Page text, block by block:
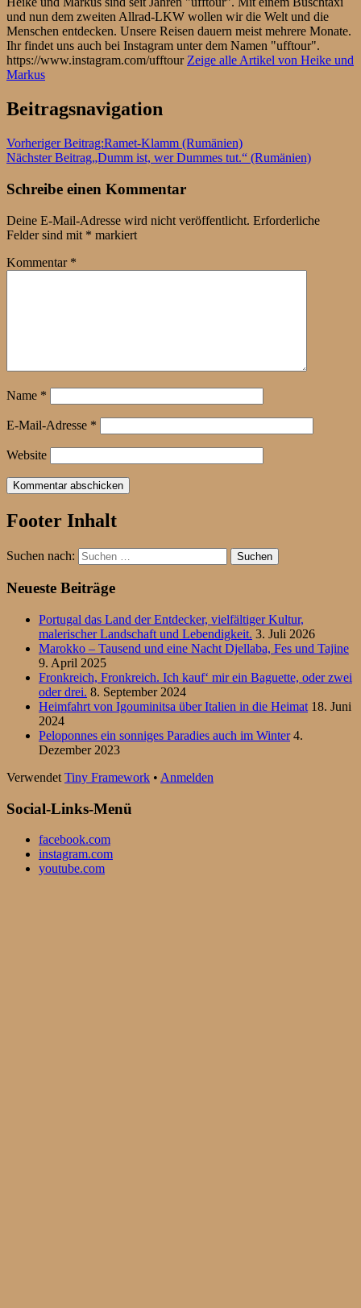
und nun dem zweiten Allrad-LKW wollen wir die Welt und die
Menschen entdecken. Unsere Reisen dauern meist mehrere Monate.
Ihr findet uns auch bei Instagram unter dem Namen "ufftour".
https://www.instagram.com/ufftourZeige alle Artikel von Heike und
Markus
Beitragsnavigation
Vorheriger Beitrag:Ramet-Klamm (Rumänien)
Nächster Beitrag„Dumm ist, wer Dummes tut.“ (Rumänien)
Schreibe einen Kommentar
Deine E-Mail-Adresse wird nicht veröffentlicht. Erforderliche
Felder sind mit * markiert
Kommentar *
Name *
E-Mail-Adresse *
Website
Footer Inhalt
Suchen nach:
Neueste Beiträge
Portugal das Land der Entdecker, vielfältiger Kultur,
malerischer Landschaft und Lebendigkeit. 3. Juli 2026
Marokko – Tausend und eine Nacht Djellaba, Fes und Tajine
9. April 2025
Fronkreich, Fronkreich. Ich kauf‘ mir ein Baguette, oder zwei
oder drei. 8. September 2024
Heimfahrt von Igouminitsa über Italien in die Heimat 18. Juni
2024
Peloponnes ein sonniges Paradies auch im Winter 4.
Dezember 2023
Verwendet Tiny Framework • Anmelden
Social-Links-Menü
facebook.com
instagram.com
youtube.com